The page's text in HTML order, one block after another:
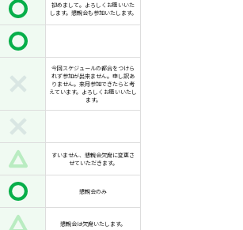
初めまして。よろしくお願いいた
します。懇親会も参加いたします。
今回スケジュールの都合をつけら
れず参加が出来ません。申し訳あ
りません。来月参加できたらと考
えています。よろしくお願いいたし
ます。
すいません、懇親会欠席に変更さ
せていただきます。
懇親会のみ
懇親会は欠席いたします。